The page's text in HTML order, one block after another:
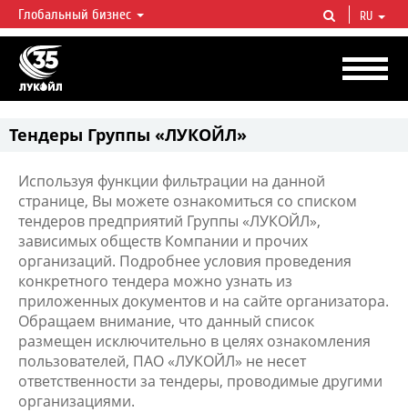
ЛУКОЙЛ СЕГОДНЯ
ЛУКОЙЛ — одна из крупнейших вертикально интегрированных
нефтегазовых компаний в мире, на долю которой приходится более 2%
мировой добычи нефти и около 1% доказанных запасов углеводородов.
Глобальный бизнес RU
Тендеры Группы «ЛУКОЙЛ»
Используя функции фильтрации на данной
странице, Вы можете ознакомиться со списком
тендеров предприятий Группы «ЛУКОЙЛ»,
зависимых обществ Компании и прочих
организаций. Подробнее условия проведения
конкретного тендера можно узнать из
приложенных документов и на сайте организатора.
Обращаем внимание, что данный список
размещен исключительно в целях ознакомления
пользователей, ПАО «ЛУКОЙЛ» не несет
ответственности за тендеры, проводимые другими
организациями.